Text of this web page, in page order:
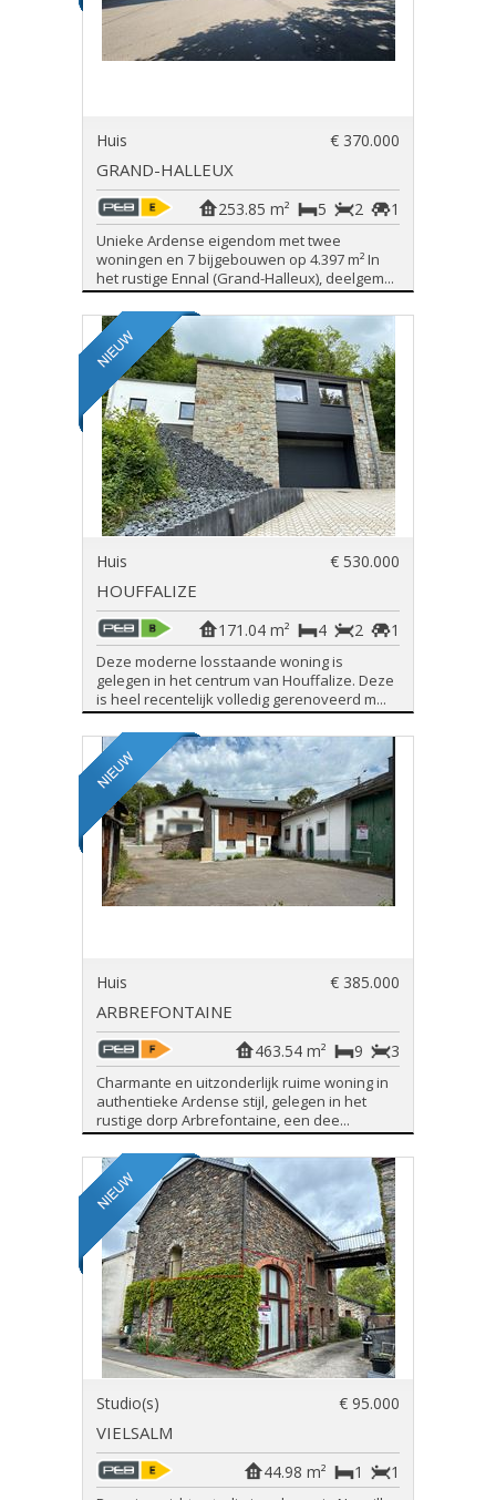
Huis € 370.000
GRAND-HALLEUX
1
2
5
253.85 m²
Unieke Ardense eigendom met twee
woningen en 7 bijgebouwen op 4.397 m² In
het rustige Ennal (Grand-Halleux), deelgem...
Huis € 530.000
HOUFFALIZE
1
2
4
171.04 m²
Deze moderne losstaande woning is
gelegen in het centrum van Houffalize. Deze
is heel recentelijk volledig gerenoveerd m...
Huis € 385.000
ARBREFONTAINE
3
9
463.54 m²
Charmante en uitzonderlijk ruime woning in
authentieke Ardense stijl, gelegen in het
rustige dorp Arbrefontaine, een dee...
Studio(s) € 95.000
VIELSALM
1
1
44.98 m²